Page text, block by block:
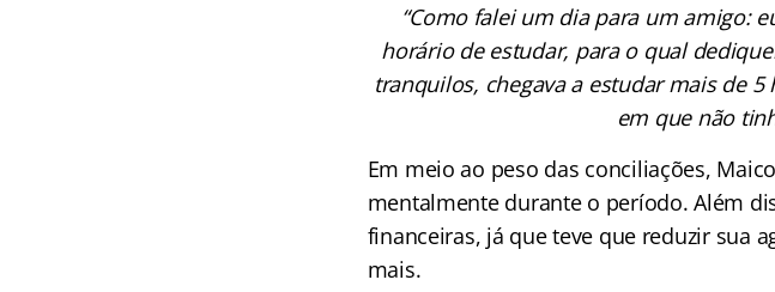
“Como falei um dia para um amigo:
horário de estudar, para o qual
tranquilos, chegava a estudar mais de
em que não
Em meio ao peso das conciliações,
mentalmente durante o período. Além
financeiras, já que teve que reduzir sua
mais.